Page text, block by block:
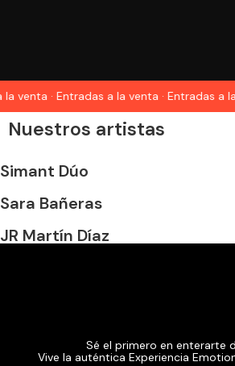
venta · Entradas a la venta · Entradas a
Nuestros artistas
Simant Dúo
Sara Bañeras
JR Martín Díaz
Sé el primero en enterarte
Vive la auténtica Experiencia